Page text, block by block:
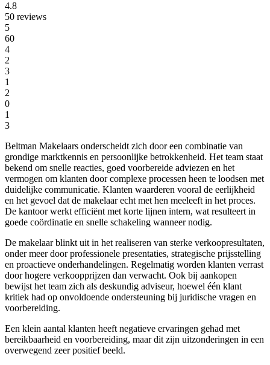
4.8
50 reviews
5
60
4
2
3
1
2
0
1
3
Beltman Makelaars onderscheidt zich door een combinatie van
grondige marktkennis en persoonlijke betrokkenheid. Het team staat
bekend om snelle reacties, goed voorbereide adviezen en het
vermogen om klanten door complexe processen heen te loodsen met
duidelijke communicatie. Klanten waarderen vooral de eerlijkheid
en het gevoel dat de makelaar echt met hen meeleeft in het proces.
De kantoor werkt efficiënt met korte lijnen intern, wat resulteert in
goede coördinatie en snelle schakeling wanneer nodig.
De makelaar blinkt uit in het realiseren van sterke verkoopresultaten,
onder meer door professionele presentaties, strategische prijsstelling
en proactieve onderhandelingen. Regelmatig worden klanten verrast
door hogere verkoopprijzen dan verwacht. Ook bij aankopen
bewijst het team zich als deskundig adviseur, hoewel één klant
kritiek had op onvoldoende ondersteuning bij juridische vragen en
voorbereiding.
Een klein aantal klanten heeft negatieve ervaringen gehad met
bereikbaarheid en voorbereiding, maar dit zijn uitzonderingen in een
overwegend zeer positief beeld.